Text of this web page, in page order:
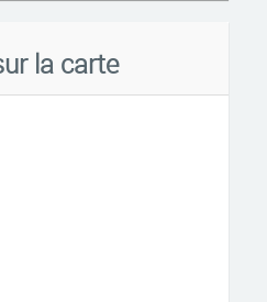
la carte